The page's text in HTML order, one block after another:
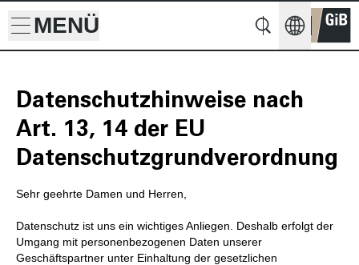
MENÜ
Datenschutzhinweise nach
Art. 13, 14 der EU
Datenschutzgrundverordnung
Sehr geehrte Damen und Herren,
Datenschutz ist uns ein wichtiges Anliegen. Deshalb erfolgt der
Umgang mit personenbezogenen Daten unserer
Geschäftspartner unter Einhaltung der gesetzlichen